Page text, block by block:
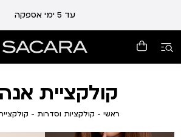
עד 5 ימי אספקה
קולקציית
ראשי ראשי
קולקציות וסדרות קולקציות